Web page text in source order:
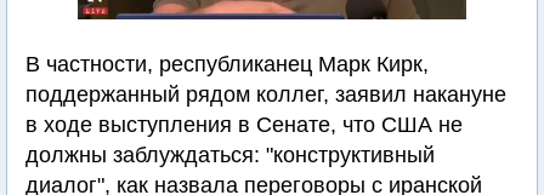
В частности, республиканец Марк Кирк,
поддержанный рядом коллег, заявил накануне
в ходе выступления в Сенате, что США не
должны заблуждаться: "конструктивный
диалог", как назвала переговоры с иранской